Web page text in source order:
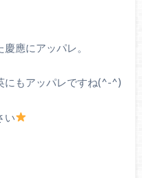
應にアッパレ。
にもアッパレですね(^-^)
い